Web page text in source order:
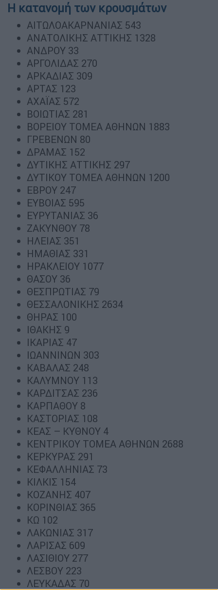
Η κατανομή των κρουσμάτων
ΑΙΤΩΛΟΑΚΑΡΝΑΝΙΑΣ 543
ΑΝΑΤΟΛΙΚΗΣ ΑΤΤΙΚΗΣ 1328
ΑΝΔΡΟΥ 33
ΑΡΓΟΛΙΔΑΣ 270
ΑΡΚΑΔΙΑΣ 309
ΑΡΤΑΣ 123
ΑΧΑΪΑΣ 572
ΒΟΙΩΤΙΑΣ 281
ΒΟΡΕΙΟΥ ΤΟΜΕΑ ΑΘΗΝΩΝ 1883
ΓΡΕΒΕΝΩΝ 80
ΔΡΑΜΑΣ 152
ΔΥΤΙΚΗΣ ΑΤΤΙΚΗΣ 297
ΔΥΤΙΚΟΥ ΤΟΜΕΑ ΑΘΗΝΩΝ 1200
ΕΒΡΟΥ 247
ΕΥΒΟΙΑΣ 595
ΕΥΡΥΤΑΝΙΑΣ 36
ΖΑΚΥΝΘΟΥ 78
ΗΛΕΙΑΣ 351
ΗΜΑΘΙΑΣ 331
ΗΡΑΚΛΕΙΟΥ 1077
ΘΑΣΟΥ 36
ΘΕΣΠΡΩΤΙΑΣ 79
ΘΕΣΣΑΛΟΝΙΚΗΣ 2634
ΘΗΡΑΣ 100
ΙΘΑΚΗΣ 9
ΙΚΑΡΙΑΣ 47
ΙΩΑΝΝΙΝΩΝ 303
ΚΑΒΑΛΑΣ 248
ΚΑΛΥΜΝΟΥ 113
ΚΑΡΔΙΤΣΑΣ 236
ΚΑΡΠΑΘΟΥ 8
ΚΑΣΤΟΡΙΑΣ 108
ΚΕΑΣ – ΚΥΘΝΟΥ 4
ΚΕΝΤΡΙΚΟΥ ΤΟΜΕΑ ΑΘΗΝΩΝ 2688
ΚΕΡΚΥΡΑΣ 291
ΚΕΦΑΛΛΗΝΙΑΣ 73
ΚΙΛΚΙΣ 154
ΚΟΖΑΝΗΣ 407
ΚΟΡΙΝΘΙΑΣ 365
ΚΩ 102
ΛΑΚΩΝΙΑΣ 317
ΛΑΡΙΣΑΣ 609
ΛΑΣΙΘΙΟΥ 277
ΛΕΣΒΟΥ 223
ΛΕΥΚΑΔΑΣ 70